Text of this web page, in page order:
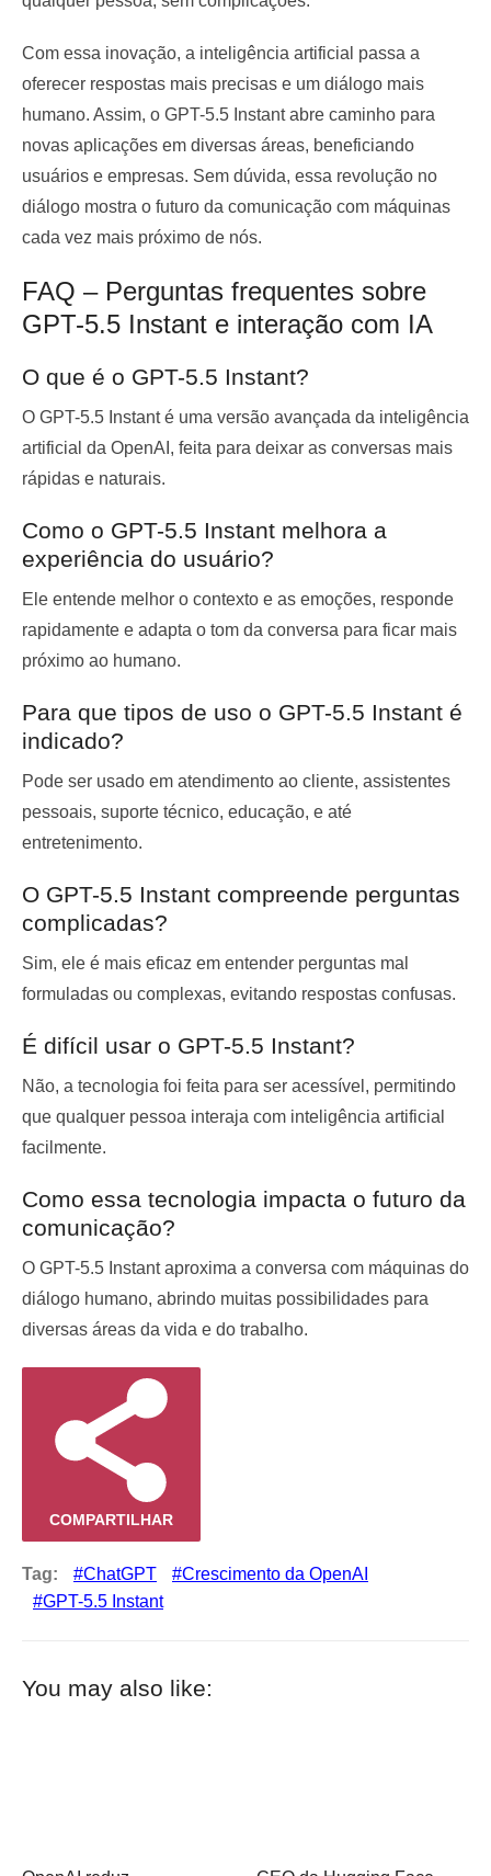
Com essa inovação, a inteligência artificial passa a
oferecer respostas mais precisas e um diálogo mais
humano. Assim, o GPT-5.5 Instant abre caminho para
novas aplicações em diversas áreas, beneficiando
usuários e empresas. Sem dúvida, essa revolução no
diálogo mostra o futuro da comunicação com máquinas
cada vez mais próximo de nós.
FAQ – Perguntas frequentes sobre
GPT-5.5 Instant e interação com IA
O que é o GPT-5.5 Instant?
O GPT-5.5 Instant é uma versão avançada da inteligência
artificial da OpenAI, feita para deixar as conversas mais
rápidas e naturais.
Como o GPT-5.5 Instant melhora a
experiência do usuário?
Ele entende melhor o contexto e as emoções, responde
rapidamente e adapta o tom da conversa para ficar mais
próximo ao humano.
Para que tipos de uso o GPT-5.5 Instant é
indicado?
Pode ser usado em atendimento ao cliente, assistentes
pessoais, suporte técnico, educação, e até
entretenimento.
O GPT-5.5 Instant compreende perguntas
complicadas?
Sim, ele é mais eficaz em entender perguntas mal
formuladas ou complexas, evitando respostas confusas.
É difícil usar o GPT-5.5 Instant?
Não, a tecnologia foi feita para ser acessível, permitindo
que qualquer pessoa interaja com inteligência artificial
facilmente.
Como essa tecnologia impacta o futuro da
comunicação?
O GPT-5.5 Instant aproxima a conversa com máquinas do
diálogo humano, abrindo muitas possibilidades para
diversas áreas da vida e do trabalho.
COMPARTILHAR
Tag: ChatGPT
Crescimento da OpenAI
GPT-5.5 Instant
You may also like: